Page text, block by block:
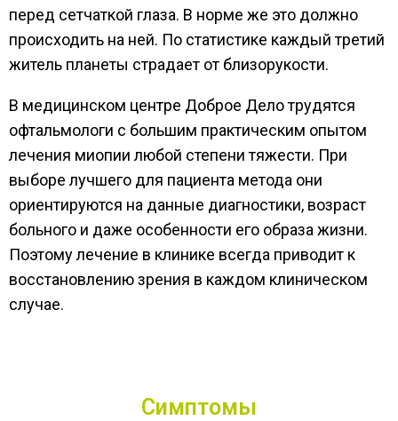
перед сетчаткой глаза. В норме же это должно
происходить на ней. По статистике каждый третий
житель планеты страдает от близорукости.
В медицинском центре Доброе Дело трудятся
офтальмологи с большим практическим опытом
лечения миопии любой степени тяжести. При
выборе лучшего для пациента метода они
ориентируются на данные диагностики, возраст
больного и даже особенности его образа жизни.
Поэтому лечение в клинике всегда приводит к
восстановлению зрения в каждом клиническом
случае.
Симптомы